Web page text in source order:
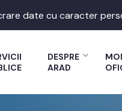
date cu caracter
DESPRE
ARAD